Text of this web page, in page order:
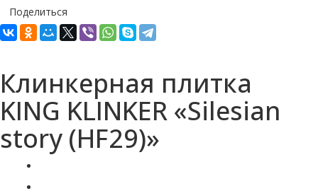
Поделиться
Клинкерная плитка
KING KLINKER «Silesian
story (HF29)»